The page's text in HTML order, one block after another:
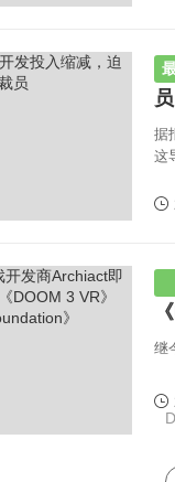
员
据
这
继